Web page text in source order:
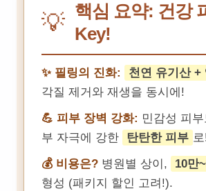
💡 핵심 요약: 건강
Key!
✨ 필링의 진화: 천연 유기산 +
각질 제거와 재생을 동시에!
💪 피부 장벽 강화: 민감성 피
부 자극에 강한
탄탄한 피부
💰 비용은? 병원별 상이,
10만
형성 (패키지 할인 고려!).